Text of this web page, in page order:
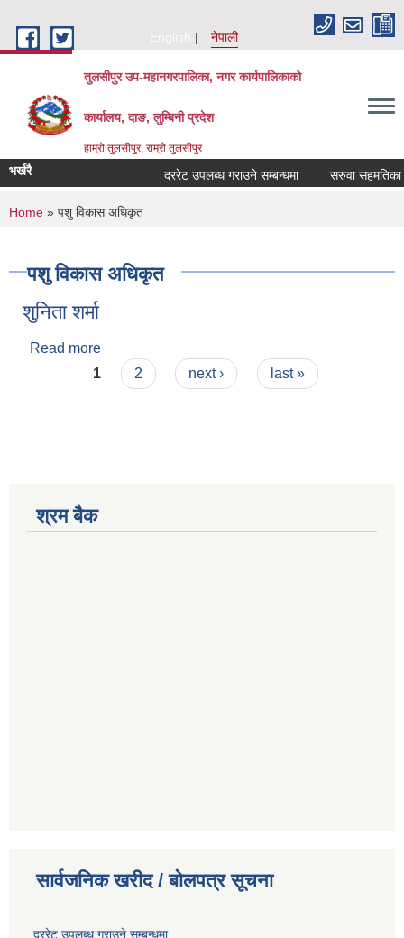
English
नेपाली
तुलसीपुर उप-महानगरपालिका, नगर कार्यपालिकाको
कार्यालय, दाङ, लुम्बिनी प्रदेश
हाम्रो तुलसीपुर, राम्रो तुलसीपुर
भर्खरै दररेट उपलब्ध गराउने सम्बन्धमा सरुवा सहमतिका
You are here
Home » पशु विकास अधिकृत
पशु विकास अधिकृत
शुनिता शर्मा
Read more
Pages
1 2 next › last »
श्रम बैक
सार्वजनिक खरीद / बोलपत्र सूचना
दररेट उपलब्ध गराउने सम्बन्धमा